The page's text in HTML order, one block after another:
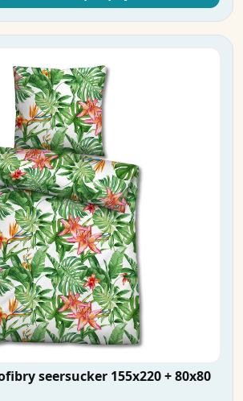
seersucker 155x220 + 80x80